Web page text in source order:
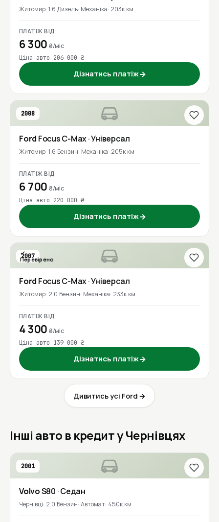
Житомир 1.6 Дизель Механіка 203к км
ПЛАТІЖ ВІД
6 300₴/міс
Ціна авто 206 000 ₴
Дізнатись платіж→
2008
Ford Focus C-Max· Універсал
Житомир 1.6 Бензин Механіка 205к км
ПЛАТІЖ ВІД
6 700₴/міс
Ціна авто 220 000 ₴
Дізнатись платіж→
2007
Перевірено
Ford Focus C-Max· Універсал
Житомир 2.0 Бензин Механіка 233к км
ПЛАТІЖ ВІД
4 300₴/міс
Ціна авто 139 000 ₴
Дізнатись платіж→
Дивитись усі Ford →
Інші авто в кредит у Чернівцях
2001
VolvoS80 · Седан
Чернівці 2.0 Бензин Автомат 450к км